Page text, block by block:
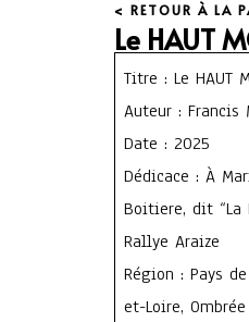
< RETOUR À LA
Le HAUT
Titre : Le HAUT
Auteur : Francis
Date : 2025
Dédicace : À
Boitiere, dit “La
Rallye Araize
Région : Pays
et-Loire, Ombrée